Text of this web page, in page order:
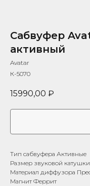
Сабвуфер
активный
Avatar
К-5070
15990,00 ₽
Тип сабвуфера Активные
Размер звуковой
Материал диффузора
Магнит Феррит